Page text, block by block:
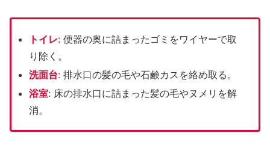
トイレ: 便器の奥に詰まったゴミをワイヤーで取
り除く。
洗面台: 排水口の髪の毛や石鹸カスを絡め取る。
浴室: 床の排水口に詰まった髪の毛やヌメリを解
消。